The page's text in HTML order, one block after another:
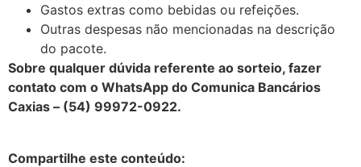
Gastos extras como bebidas ou refeições.
Outras despesas não mencionadas na descrição
do pacote.
Sobre qualquer dúvida referente ao sorteio, fazer
contato com o WhatsApp do Comunica Bancários
Caxias – (54) 99972-0922.
Compartilhe este conteúdo: